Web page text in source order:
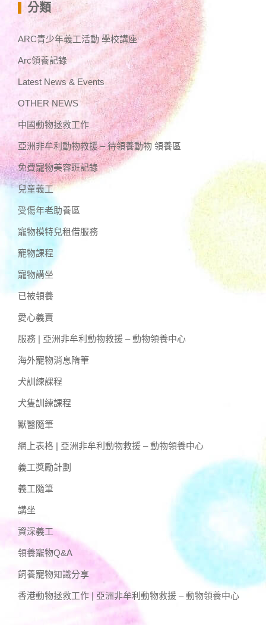
分類
ARC青少年義工活動 學校講座
Arc領養記錄
Latest News & Events
OTHER NEWS
中國動物拯救工作
亞洲非牟利動物救援 – 待領養動物 領養區
免費寵物美容班記錄
兒童義工
受傷年老助養區
寵物模特兒租借服務
寵物課程
寵物講坐
已被領養
愛心義賣
服務 | 亞洲非牟利動物救援 – 動物領養中心
海外寵物消息隋筆
犬訓練課程
犬隻訓練課程
獸醫隨筆
網上表格 | 亞洲非牟利動物救援 – 動物領養中心
義工獎勵計劃
義工隨筆
講坐
資深義工
領養寵物Q&A
飼養寵物知識分享
香港動物拯救工作 | 亞洲非牟利動物救援 – 動物領養中心